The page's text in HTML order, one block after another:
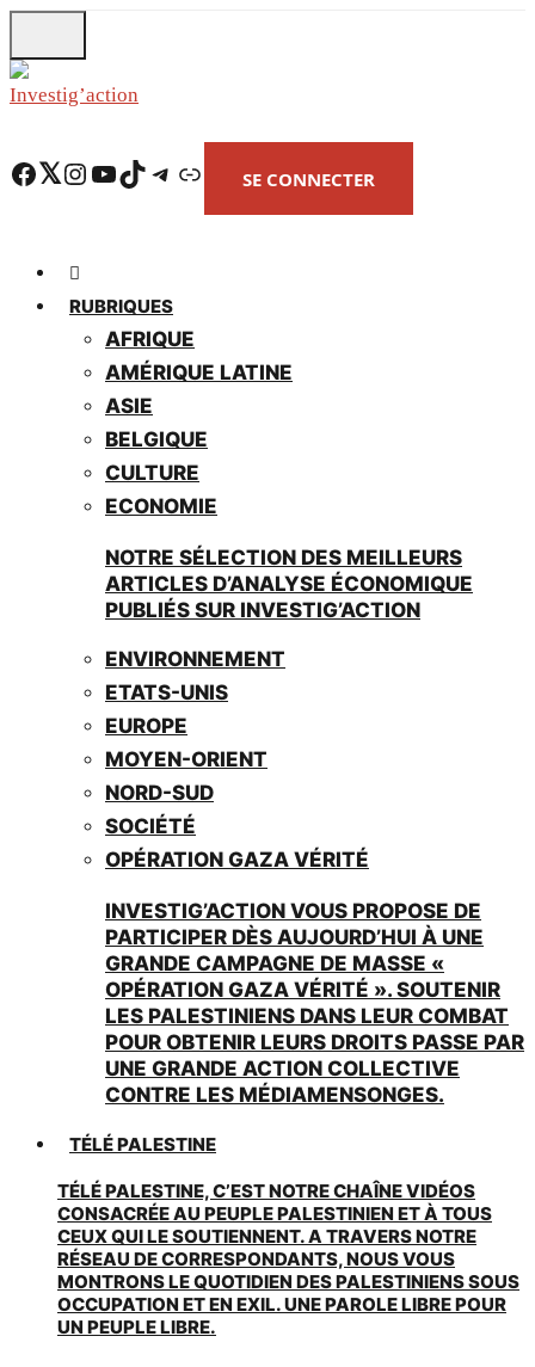
to
main
Facebook Twitter Instagram YouTube TikTok Telegram Lien SE CONNECTER
RUBRIQUES
AFRIQUE
AMÉRIQUE LATINE
ASIE
BELGIQUE
CULTURE
ECONOMIE
NOTRE SÉLECTION DES MEILLEURS
ARTICLES D’ANALYSE ÉCONOMIQUE
PUBLIÉS SUR INVESTIG’ACTION
ENVIRONNEMENT
ETATS-UNIS
EUROPE
MOYEN-ORIENT
NORD-SUD
SOCIÉTÉ
OPÉRATION GAZA VÉRITÉ
INVESTIG’ACTION VOUS PROPOSE DE
PARTICIPER DÈS AUJOURD’HUI À UNE
GRANDE CAMPAGNE DE MASSE «
OPÉRATION GAZA VÉRITÉ ». SOUTENIR
LES PALESTINIENS DANS LEUR COMBAT
POUR OBTENIR LEURS DROITS PASSE PAR
UNE GRANDE ACTION COLLECTIVE
CONTRE LES MÉDIAMENSONGES.
TÉLÉ PALESTINE
TÉLÉ PALESTINE, C’EST NOTRE CHAÎNE VIDÉOS
CONSACRÉE AU PEUPLE PALESTINIEN ET À TOUS
CEUX QUI LE SOUTIENNENT. A TRAVERS NOTRE
RÉSEAU DE CORRESPONDANTS, NOUS VOUS
MONTRONS LE QUOTIDIEN DES PALESTINIENS SOUS
OCCUPATION ET EN EXIL. UNE PAROLE LIBRE POUR
UN PEUPLE LIBRE.